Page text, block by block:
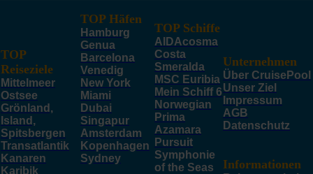
TOP
Reiseziele
Mittelmeer
Ostsee
Grönland,
Island,
Spitsbergen
Transatlantik
Kanaren
Karibik
TOP Häfen
Hamburg
Genua
Barcelona
Venedig
New York
Miami
Dubai
Singapur
Amsterdam
Kopenhagen
Sydney
TOP Schiffe
AIDAcosma
Costa
Smeralda
MSC Euribia
Mein Schiff 6
Norwegian
Prima
Azamara
Pursuit
Symphonie
of the Seas
Unternehmen
Über CruisePool
Unser Ziel
Impressum
AGB
Datenschutz
Informationen